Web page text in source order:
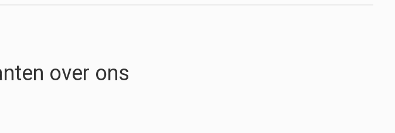
over ons